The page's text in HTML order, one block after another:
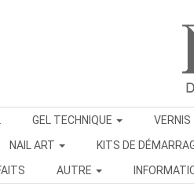
GEL TECHNIQUE
NAIL ART KITS DE
AUTRE